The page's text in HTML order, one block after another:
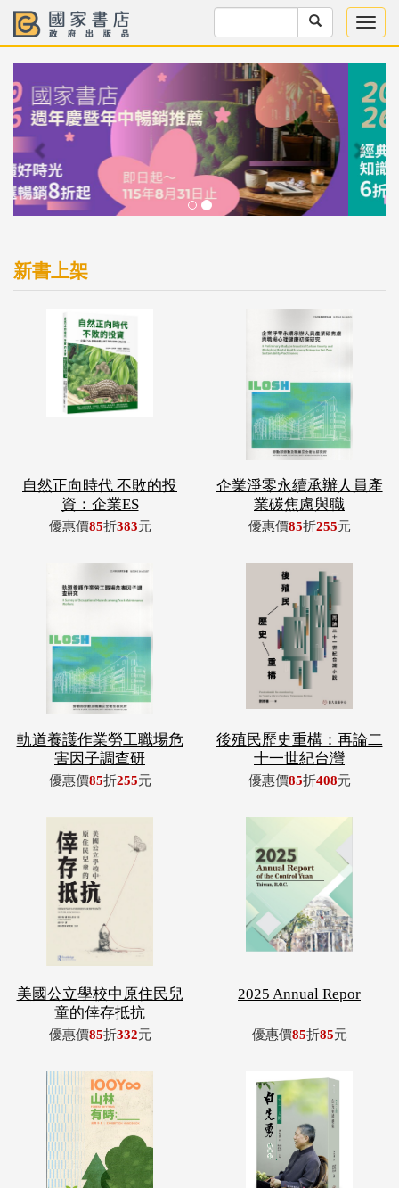
新書上架
自然正向時代 不敗的投
資：企業ES
優惠價85折383元
企業淨零永續承辦人員產
業碳焦慮與職
優惠價85折255元
軌道養護作業勞工職場危
害因子調查研
優惠價85折255元
後殖民歷史重構：再論二
十一世紀台灣
優惠價85折408元
美國公立學校中原住民兒
童的倖存抵抗
優惠價85折332元
2025 Annual Repor
優惠價85折85元